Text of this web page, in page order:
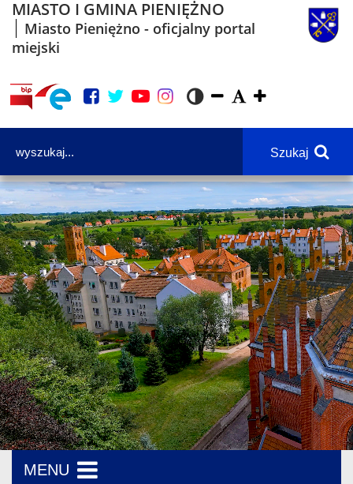
MIASTO I GMINA PIENIĘŻNO
Miasto Pieniężno - oficjalny portal
miejski
Szukaj
MENU